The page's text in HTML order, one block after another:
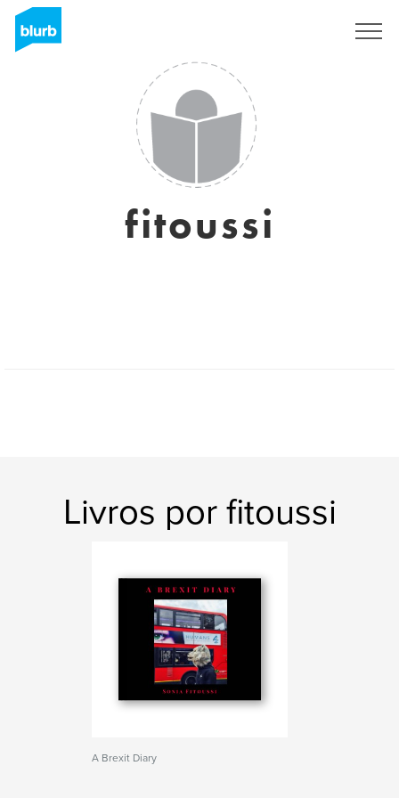
fitoussi
Livros por fitoussi
A Brexit Diary